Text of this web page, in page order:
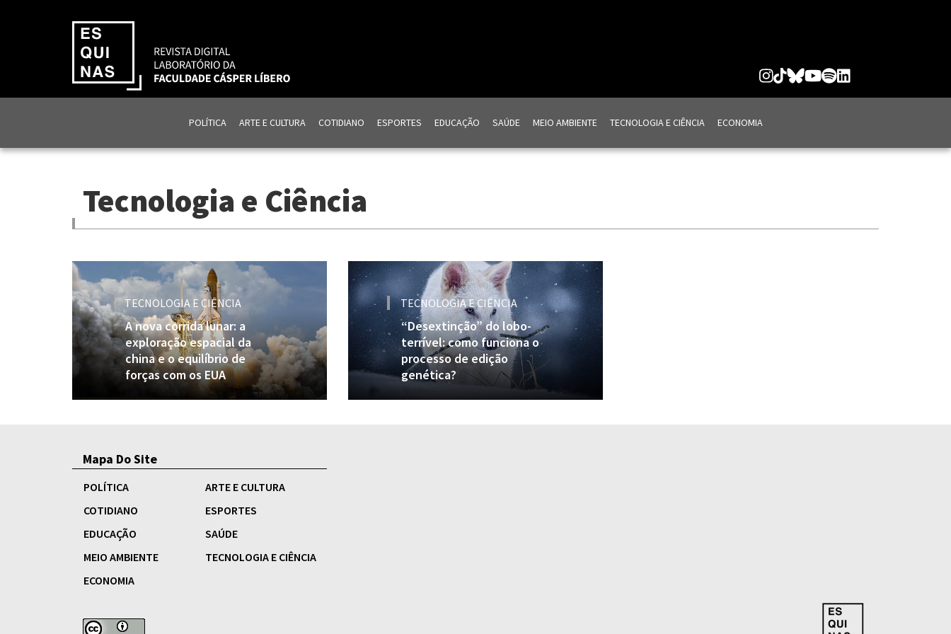
POLÍTICA ARTE E CULTURA COTIDIANO ESPORTES EDUCAÇÃO SAÚDE MEIO AMBIENTE TECNOLOGIA E CIÊNCIA ECONOMIA
Tecnologia e Ciência
TECNOLOGIA E CIÊNCIA
A nova corrida lunar: a
exploração espacial da
china e o equilíbrio de
forças com os EUA
TECNOLOGIA E CIÊNCIA
“Desextinção” do lobo-
terrível: como funciona o
processo de edição
genética?
Mapa Do Site
POLÍTICA
ARTE E CULTURA
COTIDIANO
ESPORTES
EDUCAÇÃO
SAÚDE
MEIO AMBIENTE
TECNOLOGIA E CIÊNCIA
ECONOMIA